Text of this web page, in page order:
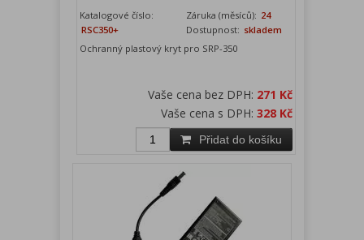
Katalogové číslo:
RSC350+
Záruka (měsíců): 24
Dostupnost: skladem
Ochranný plastový kryt pro SRP-350
Vaše cena bez DPH: 271 Kč
Vaše cena s DPH:328 Kč
Přidat do košíku